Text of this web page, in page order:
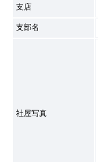
支店
支部名
社屋写真